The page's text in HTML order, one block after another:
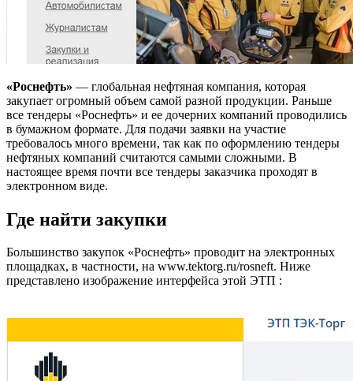
«Роснефть» — глобальная нефтяная компания, которая
закупает огромный объем самой разной продукции. Раньше
все тендеры «Роснефть» и ее дочерних компаний проводились
в бумажном формате. Для подачи заявки на участие
требовалось много времени, так как по оформлению тендеры
нефтяных компаний считаются самыми сложными. В
настоящее время почти все тендеры заказчика проходят в
электронном виде.
Где найти закупки
Большинство закупок «Роснефть» проводит на электронных
площадках, в частности, на www.tektorg.ru/rosneft. Ниже
представлено изображение интерфейса этой ЭТП :